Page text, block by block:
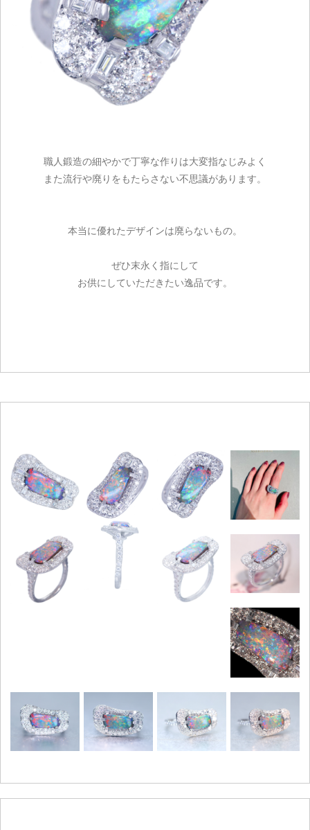
職人鍛造の細やかで丁寧な作りは大変指なじみよく
また流行や廃りをもたらさない不思議があります。
本当に優れたデザインは廃らないもの。
ぜひ末永く指にして
お供にしていただきたい逸品です。
カートを見る